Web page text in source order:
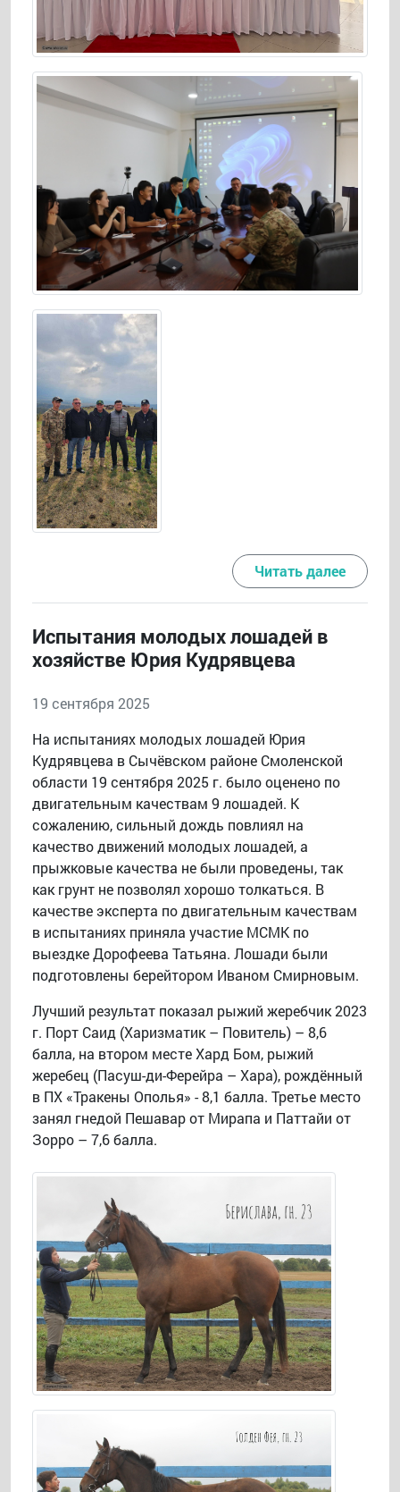
Читать далее
Испытания молодых лошадей в
хозяйстве Юрия Кудрявцева
19 сентября 2025
На испытаниях молодых лошадей Юрия
Кудрявцева в Сычёвском районе Смоленской
области 19 сентября 2025 г. было оценено по
двигательным качествам 9 лошадей. К
сожалению, сильный дождь повлиял на
качество движений молодых лошадей, а
прыжковые качества не были проведены, так
как грунт не позволял хорошо толкаться. В
качестве эксперта по двигательным качествам
в испытаниях приняла участие МСМК по
выездке Дорофеева Татьяна. Лошади были
подготовлены берейтором Иваном Смирновым.
Лучший результат показал рыжий жеребчик 2023
г. Порт Саид (Харизматик – Повитель) – 8,6
балла, на втором месте Хард Бом, рыжий
жеребец (Пасуш-ди-Ферейра – Хара), рождённый
в ПХ «Тракены Ополья» - 8,1 балла. Третье место
занял гнедой Пешавар от Мирапа и Паттайи от
Зорро – 7,6 балла.